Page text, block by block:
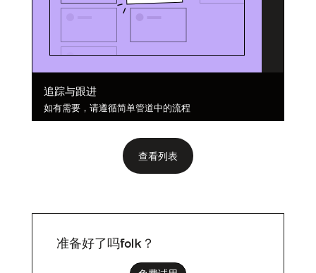
追踪与跟进
如有需要，请遵循简单管道中的流程
查看列表
准备好了吗folk？